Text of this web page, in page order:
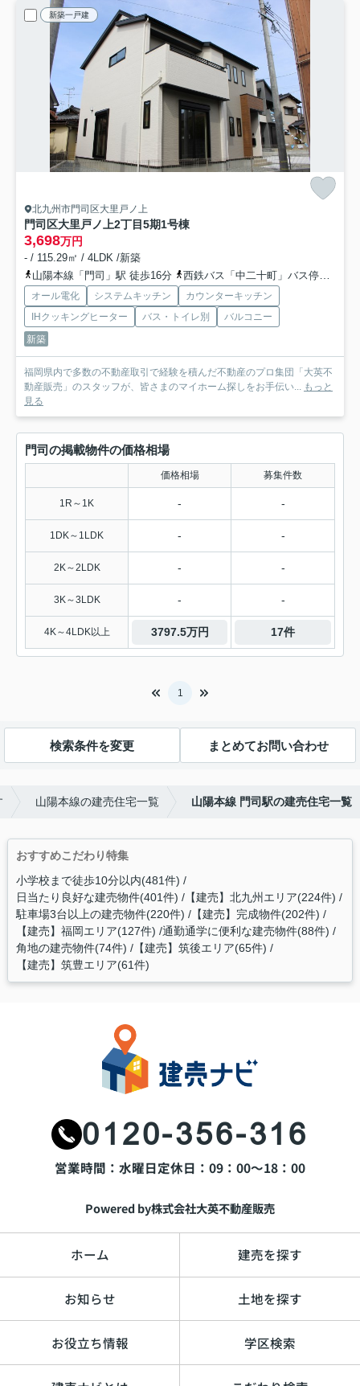
新築一戸建
北九州市門司区大里戸ノ上
門司区大里戸ノ上2丁目5期1号棟
3,698万円
- / 115.29㎡ / 4LDK /新築
山陽本線「門司」駅 徒歩16分
西鉄バス「中二十町」バス停下車 徒歩5分
オール電化 システムキッチン
カウンターキッチン
IHクッキングヒーター
バス・トイレ別
バルコニー
新築
福岡県内で多数の不動産取引で経験を積んだ不動産のプロ集団「大英不
動産販売」のスタッフが、皆さまのマイホーム探しをお手伝い... もっと
見る
門司の掲載物件の価格相場
価格相場 募集件数
1R～1K - -
1DK～1LDK - -
2K～2LDK - -
3K～3LDK - -
4K～4LDK以上 3797.5万円 17件
1
検索条件を変更 まとめてお問い合わせ
山陽本線の建売住宅一覧 山陽本線 門司駅の建売住宅一覧
おすすめこだわり特集
小学校まで徒歩10分以内(481件)
日当たり良好な建売物件(401件) 【建売】北九州エリア(224件)
駐車場3台以上の建売物件(220件) 【建売】完成物件(202件)
【建売】福岡エリア(127件) 通勤通学に便利な建売物件(88件)
角地の建売物件(74件) 【建売】筑後エリア(65件)
【建売】筑豊エリア(61件)
0120-356-316
営業時間：水曜日定休日：09：00～18：00
Powered by株式会社大英不動産販売
ホーム 建売を探す
お知らせ 土地を探す
お役立ち情報 学区検索